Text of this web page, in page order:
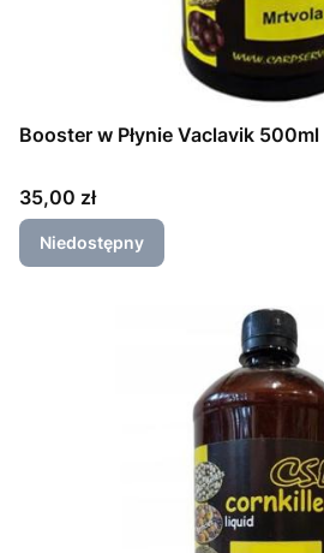
Booster w Płynie Vaclavik
Cena
35,00 zł
Niedostępny